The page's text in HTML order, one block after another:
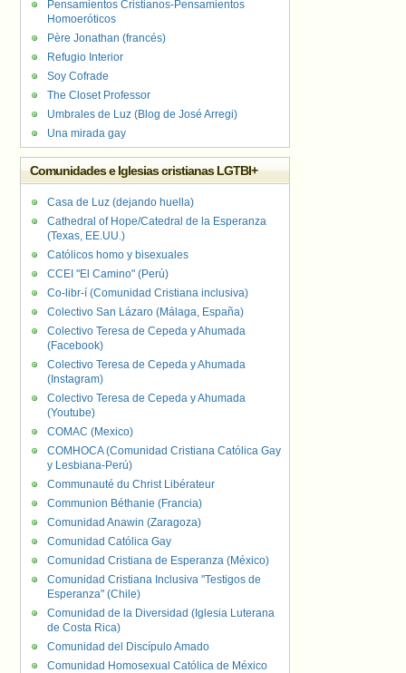
Pensamientos Cristianos-Pensamientos
Homoeróticos
Père Jonathan (francés)
Refugio Interior
Soy Cofrade
The Closet Professor
Umbrales de Luz (Blog de José Arregi)
Una mirada gay
Comunidades e Iglesias cristianas LGTBI+
Casa de Luz (dejando huella)
Cathedral of Hope/Catedral de la Esperanza
(Texas, EE.UU.)
Católicos homo y bisexuales
CCEI "El Camino" (Perú)
Co-libr-í (Comunidad Cristiana inclusiva)
Colectivo San Lázaro (Málaga, España)
Colectivo Teresa de Cepeda y Ahumada
(Facebook)
Colectivo Teresa de Cepeda y Ahumada
(Instagram)
Colectivo Teresa de Cepeda y Ahumada
(Youtube)
COMAC (Mexico)
COMHOCA (Comunidad Cristiana Católica Gay
y Lesbiana-Perú)
Communauté du Christ Libérateur
Communion Béthanie (Francia)
Comunidad Anawin (Zaragoza)
Comunidad Católica Gay
Comunidad Cristiana de Esperanza (México)
Comunidad Cristiana Inclusiva "Testigos de
Esperanza" (Chile)
Comunidad de la Diversidad (Iglesia Luterana
de Costa Rica)
Comunidad del Discípulo Amado
Comunidad Homosexual Católica de México